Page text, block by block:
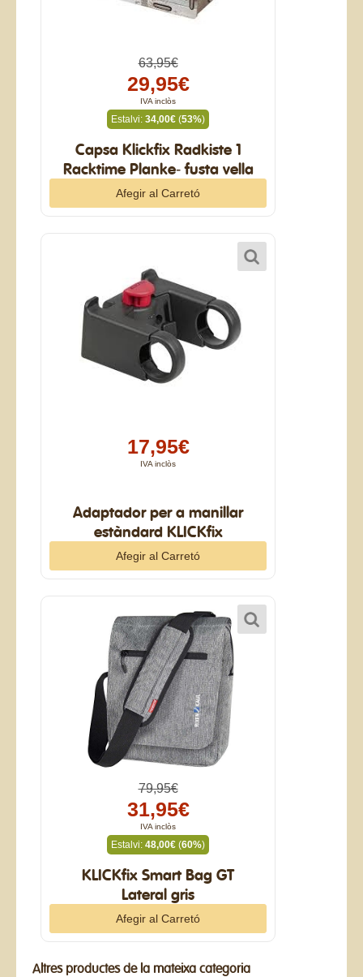
63,95€
29,95€
IVA inclòs
Estalvi: 34,00€ (53%)
Capsa Klickfix Radkiste 1
Racktime Planke- fusta vella
19L
17,95€
IVA inclòs
Adaptador per a manillar
estàndard KLICKfix
79,95€
31,95€
IVA inclòs
Estalvi: 48,00€ (60%)
KLICKfix Smart Bag GT
Lateral gris
Altres productes de la mateixa categoria